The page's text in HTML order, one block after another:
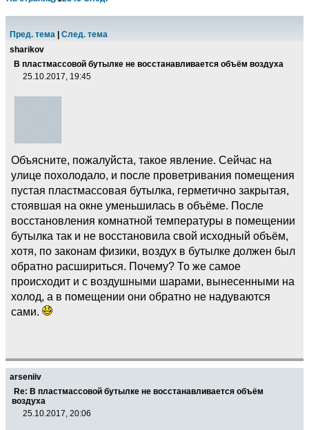
Пред. тема
След. тема
sharikov
В пластмассовой бутылке не восстанавливается объём воздуха
25.10.2017, 19:45
Объясните, пожалуйста, такое явление. Сейчас на
улице похолодало, и после проветривания помещения
пустая пластмассовая бутылка, герметично закрытая,
стоявшая на окне уменьшилась в объёме. После
восстановления комнатной температуры в помещении
бутылка так и не восстановила свой исходный объём,
хотя, по законам физики, воздух в бутылке должен был
обратно расшириться. Почему? То же самое
происходит и с воздушными шарами, вынесенными на
холод, а в помещении они обратно не надуваются
сами.
arseniiv
Re: В пластмассовой бутылке не восстанавливается объём
воздуха
25.10.2017, 20:06